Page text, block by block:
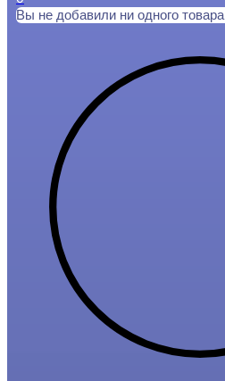
Вы не добавили ни одного товара